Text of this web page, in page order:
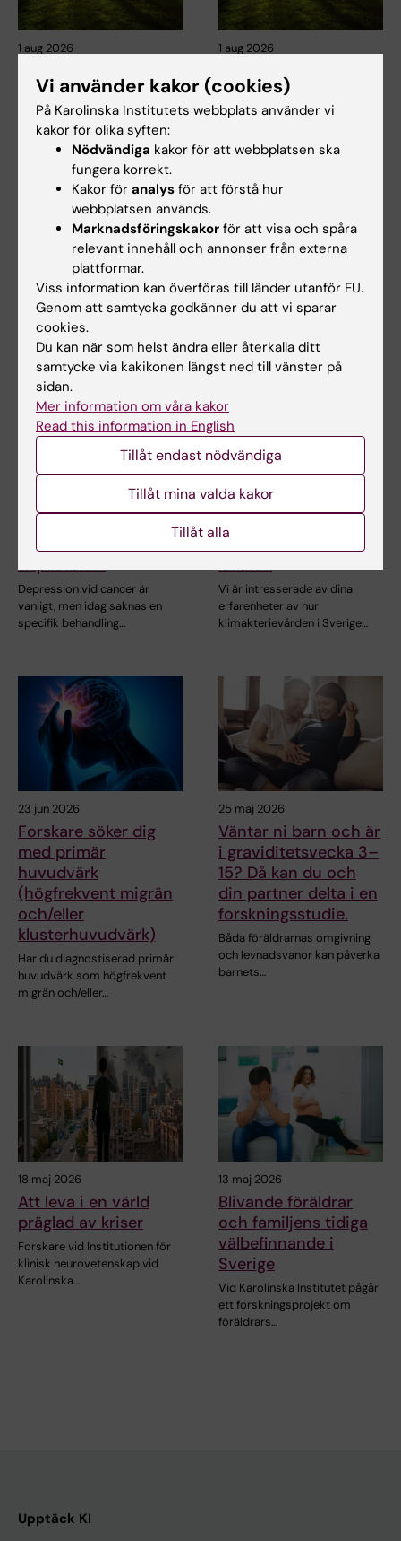
1 aug 2026
barn med cerebral
pares och vill berätta
om hinder och behov
av stöd för
delaktighet i
fritidsaktiviteter?
Har du ett barn (8–12 år) med
cerebral pares och vill berätta
1 aug 2026
barn med cerebral
pares och vill berätta
av stöd för
fritidsaktiviteter?
cerebral pares och vill berätta
vad ni…
27 jul 2026
Har du cancer och
känner dig
nedstämd? Delta i en
studie om en ny
behandling mot
depression.
Depression vid cancer är
vanligt, men idag saknas en
specifik behandling…
25 jun 2026
Möter du personer i
klimakteriet i ditt
arbete som
sjuksköterska,
barnmorska eller
läkare?
Vi är intresserade av dina
erfarenheter av hur
klimakterievården i Sverige…
23 jun 2026
Forskare söker dig
med primär
huvudvärk
(högfrekvent migrän
och/eller
klusterhuvudvärk)
Har du diagnostiserad primär
huvudvärk som högfrekvent
migrän och/eller…
25 maj 2026
Väntar ni barn och är
i graviditetsvecka 3–
15? Då kan du och
din partner delta i en
forskningsstudie.
Båda föräldrarnas omgivning
och levnadsvanor kan påverka
barnets…
18 maj 2026
Att leva i en värld
präglad av kriser
Forskare vid Institutionen för
klinisk neurovetenskap vid
Karolinska…
13 maj 2026
Blivande föräldrar
och familjens tidiga
välbefinnande i
Sverige
Vid Karolinska Institutet pågår
ett forskningsprojekt om
föräldrars…
Upptäck KI
Vi använder kakor (cookies)
På Karolinska Institutets webbplats använder vi
kakor för olika syften:
Nödvändiga kakor för att webbplatsen ska
fungera korrekt.
Kakor för analys för att förstå hur
webbplatsen används.
Marknadsföringskakor för att visa och spåra
relevant innehåll och annonser från externa
plattformar.
Viss information kan överföras till länder utanför EU.
Genom att samtycka godkänner du att vi sparar
cookies.
Du kan när som helst ändra eller återkalla ditt
samtycke via kakikonen längst ned till vänster på
sidan.
Mer information om våra kakor
Read this information in English
Tillåt endast nödvändiga
Tillåt mina valda kakor
Tillåt alla